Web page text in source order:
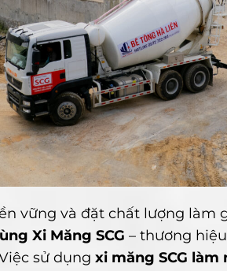
vững và đặt chất lượng làm
Xi Măng SCG – thương
sử dụng xi măng SCG